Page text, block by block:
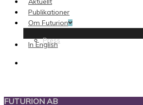
Publikationer
Om Futurion
Press
In English
FUTURION AB